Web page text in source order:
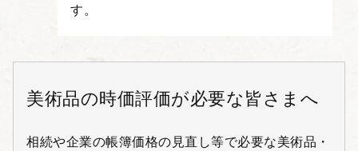
す。
美術品の時価評価が必要な皆さまへ
相続や企業の帳簿価格の見直し等で必要な美術品・